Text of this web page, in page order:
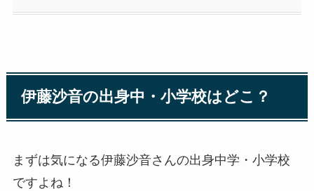
伊藤沙音の出身中・小学校はどこ？
まずは気になる伊藤沙音さんの出身中学・小学校
ですよね！